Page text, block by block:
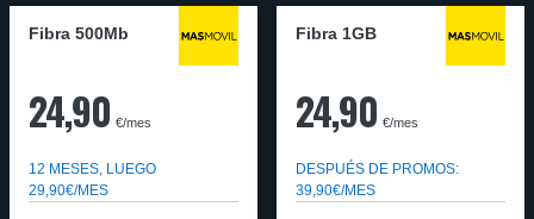
Fibra 500Mb
24,90 €/mes
12 MESES, LUEGO
29,90€/MES
Fibra 1GB
24,90 €/mes
DESPUÉS DE PROMOS:
39,90€/MES